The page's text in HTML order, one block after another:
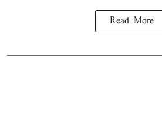
Read More